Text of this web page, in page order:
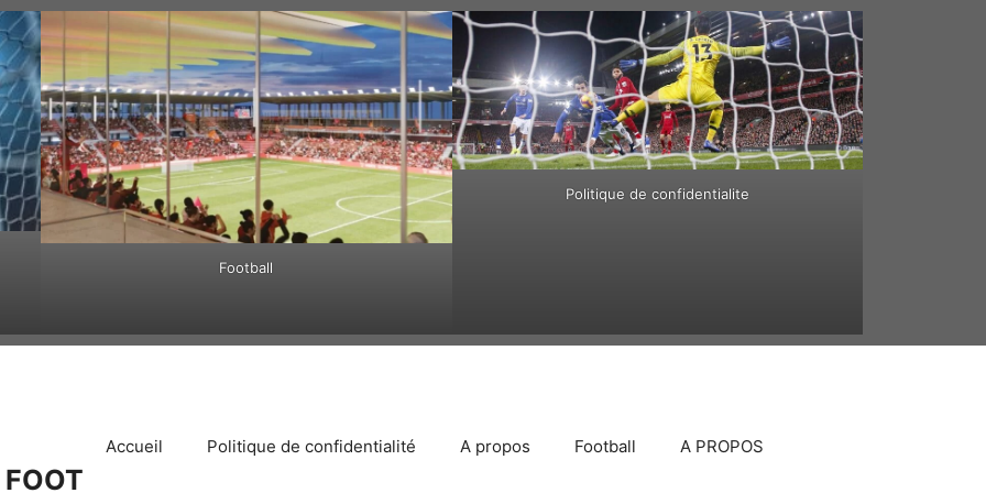
Football
Politique de confidentialite
Accueil Politique de confidentialité A propos Football A PROPOS